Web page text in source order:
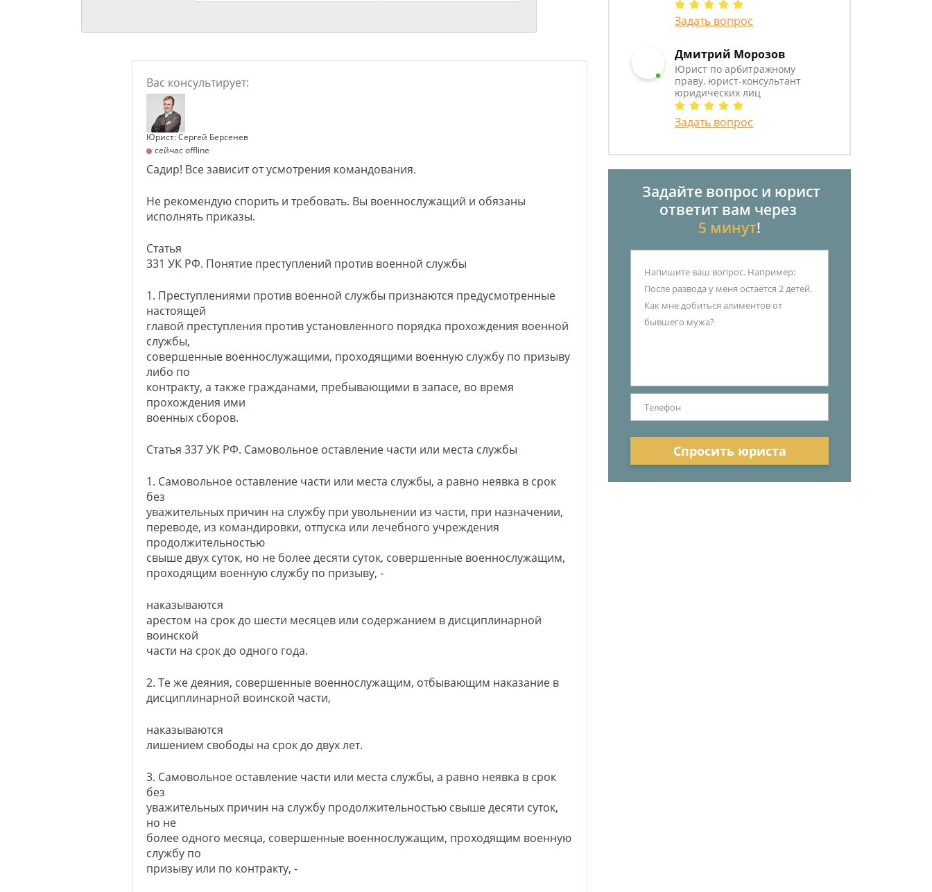
Юрист: Сергей Берсенев
сейчас offline
Садир! Все зависит от усмотрения командования.
Не рекомендую спорить и требовать. Вы военнослужащий и обязаны
исполнять приказы.
Статья
331 УК РФ. Понятие преступлений против военной службы
1. Преступлениями против военной службы признаются предусмотренные
настоящей
главой преступления против установленного порядка прохождения военной
службы,
совершенные военнослужащими, проходящими военную службу по призыву
либо по
контракту, а также гражданами, пребывающими в запасе, во время
прохождения ими
военных сборов.
Статья 337 УК РФ. Самовольное оставление части или места службы
1. Самовольное оставление части или места службы, а равно неявка в срок
без
уважительных причин на службу при увольнении из части, при назначении,
переводе, из командировки, отпуска или лечебного учреждения
продолжительностью
свыше двух суток, но не более десяти суток, совершенные военнослужащим,
проходящим военную службу по призыву, -
наказываются
арестом на срок до шести месяцев или содержанием в дисциплинарной
воинской
части на срок до одного года.
2. Те же деяния, совершенные военнослужащим, отбывающим наказание в
дисциплинарной воинской части,
наказываются
лишением свободы на срок до двух лет.
3. Самовольное оставление части или места службы, а равно неявка в срок
без
уважительных причин на службу продолжительностью свыше десяти суток,
но не
более одного месяца, совершенные военнослужащим, проходящим военную
службу по
призыву или по контракту, -
Задать вопрос
Дмитрий Морозов
Юрист по арбитражному
праву, юрист-консультант
юридических лиц
Задать вопрос
Задайте вопрос и юрист
ответит вам через
5 минут!
Спросить юриста